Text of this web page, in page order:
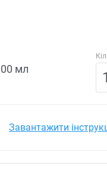
мл
Завантажити